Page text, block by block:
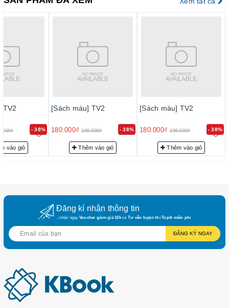
- 38%
TV2
vào giỏ
- 38%
[Sách màu] TV2
180.000₫ 290.000₫
Thêm vào giỏ
- 38%
[Sách màu] TV2
180.000₫ 290.000₫
Thêm vào giỏ
Đăng kí nhận thông tin
...nhận ngay Voucher giảm giá 10kvà Tư vấn luyện thi Topik miễn phí
ĐĂNG KÝ NGAY